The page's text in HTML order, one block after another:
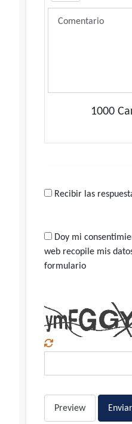
1000
Recibir las
Doy mi
web recopile mis
formulario
Preview Enviar